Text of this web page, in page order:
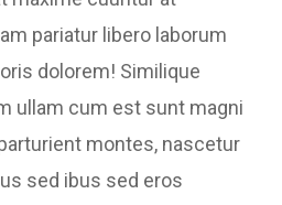
pariatur libero laborum
dolorem! Similique
ullam cum est sunt magni
montes, nascetur
sed ibus sed eros